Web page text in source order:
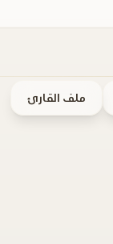
ملف القارئ